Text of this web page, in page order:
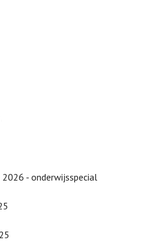
2026 - onderwijsspecial